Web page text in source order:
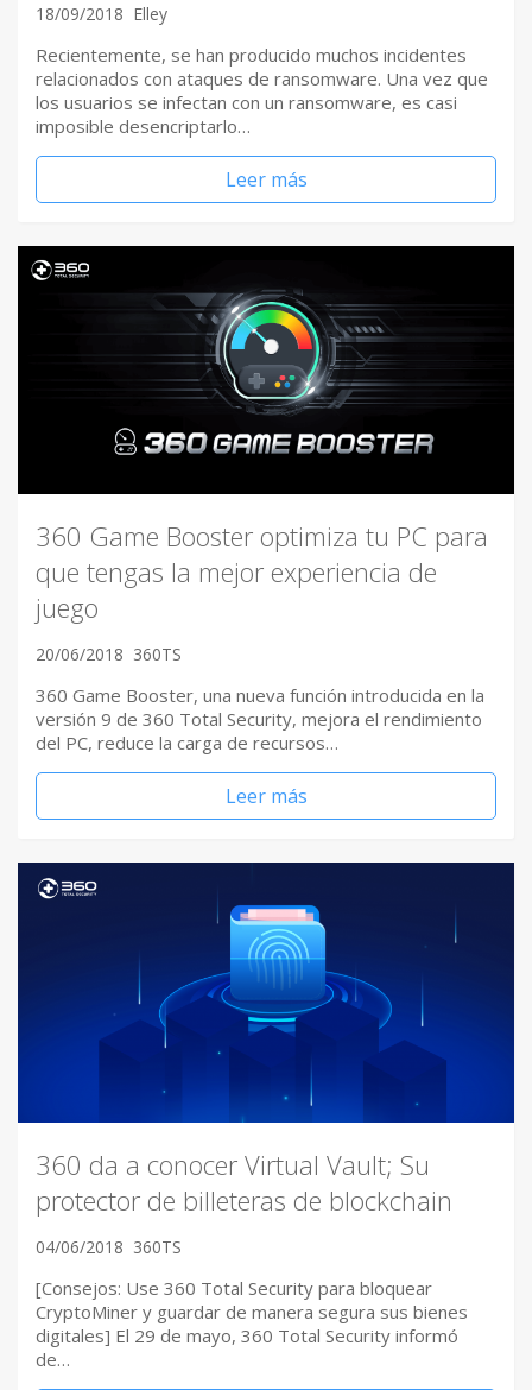
18/09/2018 Elley
Recientemente, se han producido muchos incidentes
relacionados con ataques de ransomware. Una vez que
los usuarios se infectan con un ransomware, es casi
imposible desencriptarlo…
Leer más
360 Game Booster optimiza tu PC para
que tengas la mejor experiencia de
juego
20/06/2018 360TS
360 Game Booster, una nueva función introducida en la
versión 9 de 360 Total Security, mejora el rendimiento
del PC, reduce la carga de recursos…
Leer más
360 da a conocer Virtual Vault; Su
protector de billeteras de blockchain
04/06/2018 360TS
[Consejos: Use 360 Total Security para bloquear
CryptoMiner y guardar de manera segura sus bienes
digitales] El 29 de mayo, 360 Total Security informó
de…